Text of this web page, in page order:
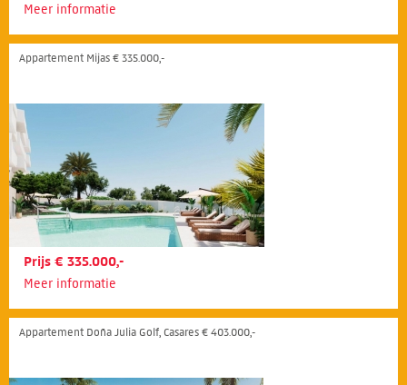
Meer informatie
Appartement Mijas € 335.000,-
Prijs € 335.000,-
Meer informatie
Appartement Doña Julia Golf, Casares € 403.000,-